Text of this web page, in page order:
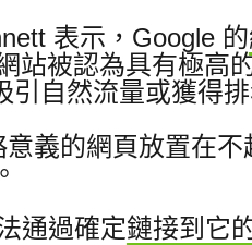
表示，Google 的
站被認為具有極高
自然流量或獲得排
義的網頁放置在
通過確定鏈接到它